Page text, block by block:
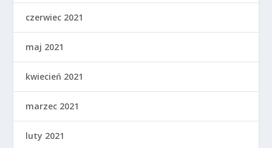
czerwiec 2021
maj 2021
kwiecień 2021
marzec 2021
luty 2021